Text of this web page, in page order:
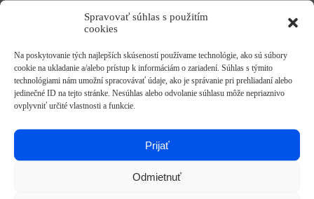
Spravovať súhlas s použitím
cookies
Na poskytovanie tých najlepších skúseností používame technológie, ako sú súbory
cookie na ukladanie a/alebo prístup k informáciám o zariadení. Súhlas s týmito
technológiami nám umožní spracovávať údaje, ako je správanie pri prehliadaní alebo
jedinečné ID na tejto stránke. Nesúhlas alebo odvolanie súhlasu môže nepriaznivo
ovplyvniť určité vlastnosti a funkcie.
Prijať
Odmietnuť
8. Správa a podpora
svojich potrieb.
Technická podpora je dostupná cez zákaznícky portál.
Prioritizácia požiadaviek:
A: Kritické poruchy,
B: Nastavenia,
Klient nesie plnú zodpovednosť za svojich užívateľov.
9. Práva k aplikácii